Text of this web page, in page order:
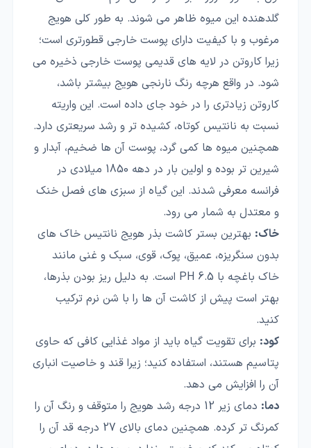
گلدهنده این میوه ظاهر می شوند. به طور کلی هویج
مرغوب و با کیفیت دارای پوست خارجی قطورتری است؛
زیرا کاروتن در لایه های قدیمی پوست خارجی ذخیره می
شود. در واقع هرچه رنگ نارنجی هویج بیشتر باشد،
کاروتن زیادتری را در خود جای داده است. این واریته
نسبت به نانتیس کوتاه، کشیده تر و رشد سریعتری دارد.
همچنین میوه ها کمی گرد، پوست آن ها ضخیم، آبدار و
شیرین تر بوده و اولین بار در دهه 1850 میلادی در
فرانسه معرفی شدند. این گیاه از سبزی های فصل خنک
و معتدل به شمار می رود.
خاک: بهترین بستر کاشت بذر هویج نانتیس خاک های
بدون سنگریزه، عمیق، پوک، قوی، سبک و غنی مانند
خاک باغچه با PH 6.5 است. به دلیل ریز بودن بذرها،
بهتر است پیش از کاشت آن ها را با شن نرم ترکیب
کنید.
کود: برای تقویت گیاه باید از مواد غذایی کافی که حاوی
پتاسیم هستند، استفاده کنید؛ زیرا قند و خاصیت انباری
آن را افزایش می دهد.
دما:
دمای زیر 12 درجه رشد هویج را متوقف و رنگ آن را
کمرنگ تر کرده. همچنین دمای بالای 27 درجه قد آن را